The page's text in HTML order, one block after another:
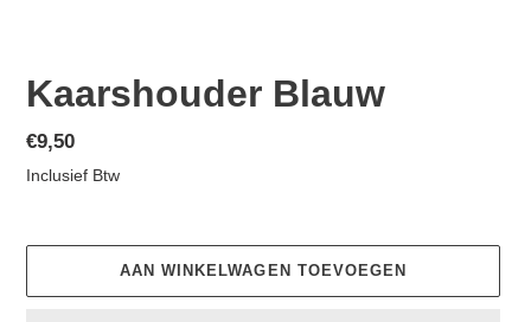
Kaarshouder Blauw
Normale
prijs
€9,50
Inclusief Btw
AAN WINKELWAGEN TOEVOEGEN